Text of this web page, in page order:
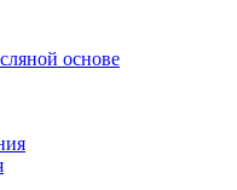
основе